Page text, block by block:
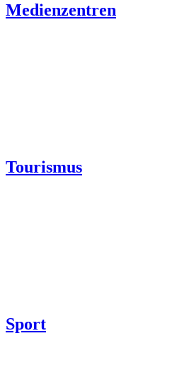
Medienzentren
Tourismus
Sport